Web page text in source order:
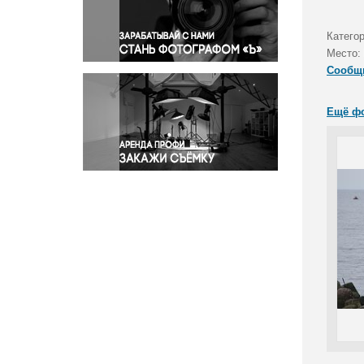
Правосудие
Происшествия и конфликты
Религия
Светская жизнь
Спорт
Экология
Экономика и бизнес
Место:
Ещё